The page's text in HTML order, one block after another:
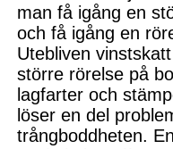
man få igång en
och få igång en
Utebliven
större rörelse på
lagfarter och
löser en del
trångboddheten.